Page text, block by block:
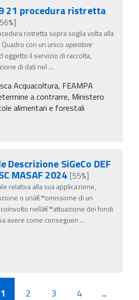
21 procedura ristretta
ristretta sopra soglia volta alla
con un unico operatore
oggetto il servizio di raccolta,
di dati nel …
Acquacoltura, FEAMPA
a contrarre, Ministero
alimentari e forestali
Descrizione SiGeCo DEF
MASAF 2024 [55%]
relativa alla sua applicazione,
o unâ€™omissione di un
nellâ€™attuazione dei fondi
avere come conseguen …
1 2 3 4 ...